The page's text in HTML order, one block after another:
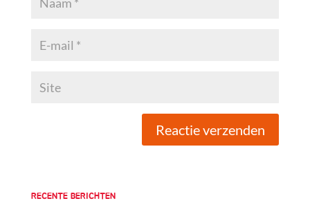
RECENTE BERICHTEN